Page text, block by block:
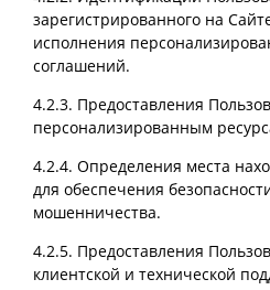
зарегистрированного на
исполнения
соглашений.
4.2.3. Предоставления
персонализированным
4.2.4. Определения места
для обеспечения
мошенничества.
4.2.5. Предоставления
клиентской и технической